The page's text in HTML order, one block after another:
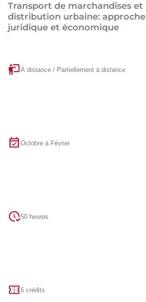
Transport de marchandises et
distribution urbaine: approche
juridique et économique
À distance / Partiellement à distance
Octobre à Février
50 heures
6 crédits